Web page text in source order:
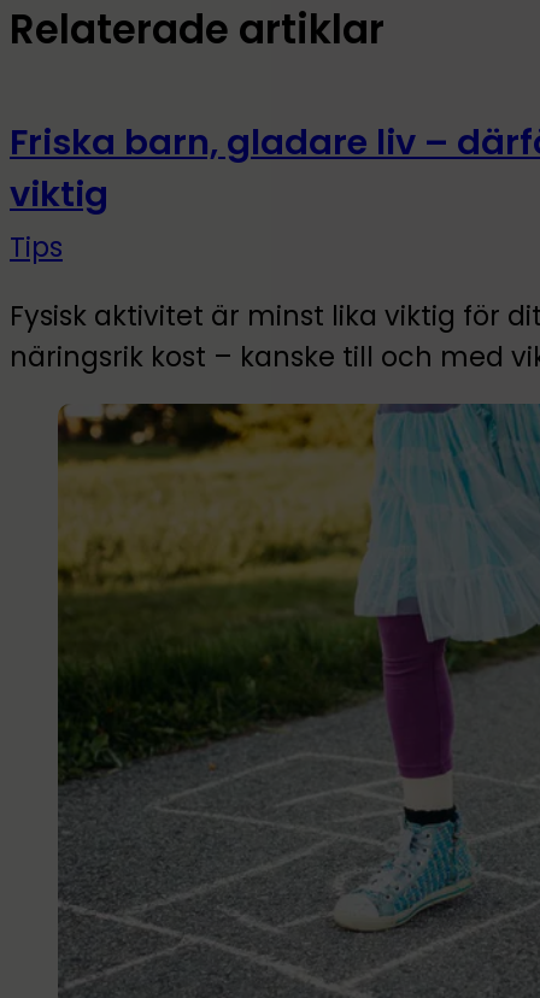
Relaterade artiklar
Friska barn, gladare liv –
viktig
Tips
Fysisk aktivitet är minst lika viktig för
näringsrik kost – kanske till och med